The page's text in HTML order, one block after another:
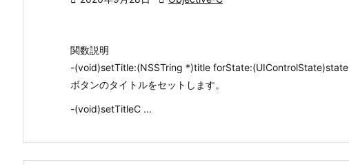
関数説明
-(void)setTitle:(NSSTring *)title forState:(UIControlState)state
ボタンのタイトルをセットします。
-(void)setTitleC ...